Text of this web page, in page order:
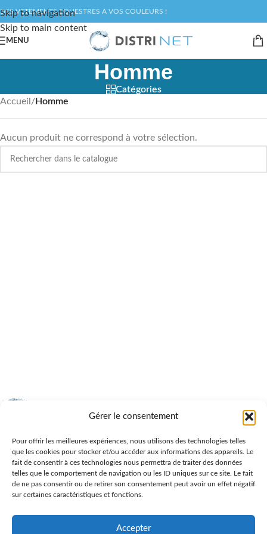
Gérer le consentement
Pour offrir les meilleures expériences, nous utilisons des technologies telles
que les cookies pour stocker et/ou accéder aux informations des appareils. Le
fait de consentir à ces technologies nous permettra de traiter des données
telles que le comportement de navigation ou les ID uniques sur ce site. Le fait
de ne pas consentir ou de retirer son consentement peut avoir un effet négatif
sur certaines caractéristiques et fonctions.
Accepter
Skip to navigation
Skip to main content
DES VETEMENTS EQUESTRES A VOS COULEURS !
MENU
Homme
Catégories
Accueil /Homme
Aucun produit ne correspond à votre sélection.
ajoutant votre logo ou tout autre design
18, rue Paul Héroult - 49460 Montreuil Juigné
06 88 84 89 36
DERNIÈRES ACTUALITÉS